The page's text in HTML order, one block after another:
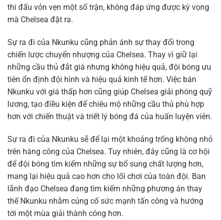
thi đấu vỏn vẹn một số trận, không đáp ứng được kỳ vọng
mà Chelsea đặt ra.
Sự ra đi của Nkunku cũng phản ánh sự thay đổi trong
chiến lược chuyển nhượng của Chelsea. Thay vì giữ lại
những cầu thủ đắt giá nhưng không hiệu quả, đội bóng ưu
tiên ổn định đội hình và hiệu quả kinh tế hơn. Việc bán
Nkunku với giá thấp hơn cũng giúp Chelsea giải phóng quỹ
lương, tạo điều kiện để chiêu mộ những cầu thủ phù hợp
hơn với chiến thuật và triết lý bóng đá của huấn luyện viên.
Sự ra đi của Nkunku sẽ để lại một khoảng trống không nhỏ
trên hàng công của Chelsea. Tuy nhiên, đây cũng là cơ hội
để đội bóng tìm kiếm những sự bổ sung chất lượng hơn,
mang lại hiệu quả cao hơn cho lối chơi của toàn đội. Ban
lãnh đạo Chelsea đang tìm kiếm những phương án thay
thế Nkunku nhằm củng cố sức mạnh tấn công và hướng
tới một mùa giải thành công hơn.